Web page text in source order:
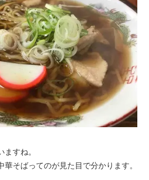
ますね。
華そばってのが見た目で分かります。